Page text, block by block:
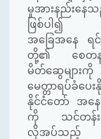
မှုအားနည်းနေသ
ဖြစ်ပါ၍ လူ
အခြေအနေ ရ
တို့၏ စေတနာ့
မိတ်ဆွေများကို
မေတ္တာရပ်ခံပေး
နိုင်ငံတော် အနေ
ကို သင်တန်းမျ
လိုအပ်သည့် ပံ့ပို